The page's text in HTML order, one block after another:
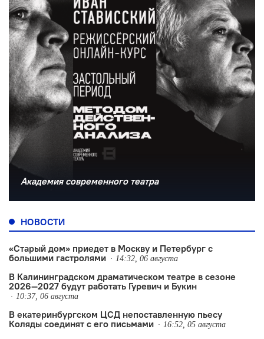
Академия современного театра
НОВОСТИ
«Старый дом» приедет в Москву и Петербург с
большими гастролями
14:32, 06 августа
В Калининградском драматическом театре в сезоне
2026—2027 будут работать Гуревич и Букин
10:37, 06 августа
В екатеринбургском ЦСД непоставленную пьесу
Коляды соединят с его письмами
16:52, 05 августа